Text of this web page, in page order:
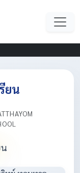
ยน